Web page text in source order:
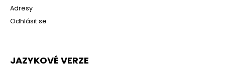
Adresy
Odhlásit se
JAZYKOVÉ VERZE